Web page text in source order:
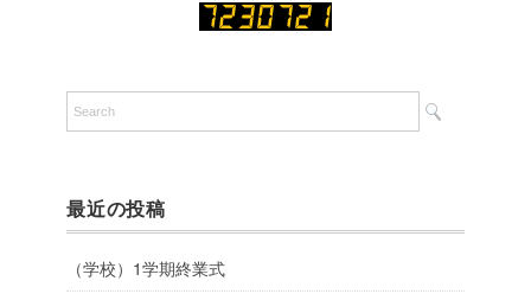
最近の投稿
（学校）1学期終業式